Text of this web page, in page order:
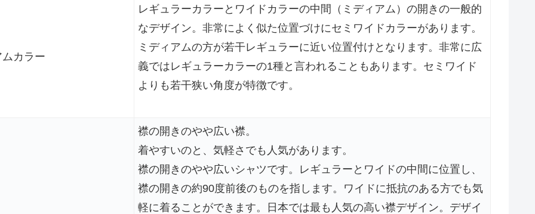
カラー
レギュラーカラーとワイドカラーの中間（ミディアム）の開きの一般的
なデザイン。非常によく似た位置づけにセミワイドカラーがあります。
ミディアムの方が若干レギュラーに近い位置付けとなります。非常に広
義ではレギュラーカラーの1種と言われることもあります。セミワイド
よりも若干狭い角度が特徴です。
襟の開きのやや広い襟。
着やすいのと、気軽さでも人気があります。
襟の開きのやや広いシャツです。レギュラーとワイドの中間に位置し、
襟の開きの約90度前後のものを指します。ワイドに抵抗のある方でも気
軽に着ることができます。日本では最も人気の高い襟デザイン。デザイ